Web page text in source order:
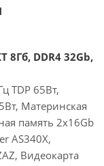
8Гб, DDR4 32Gb,
TDP 65Вт,
Материнская
память 2x16Gb
AS340X,
Видеокарта